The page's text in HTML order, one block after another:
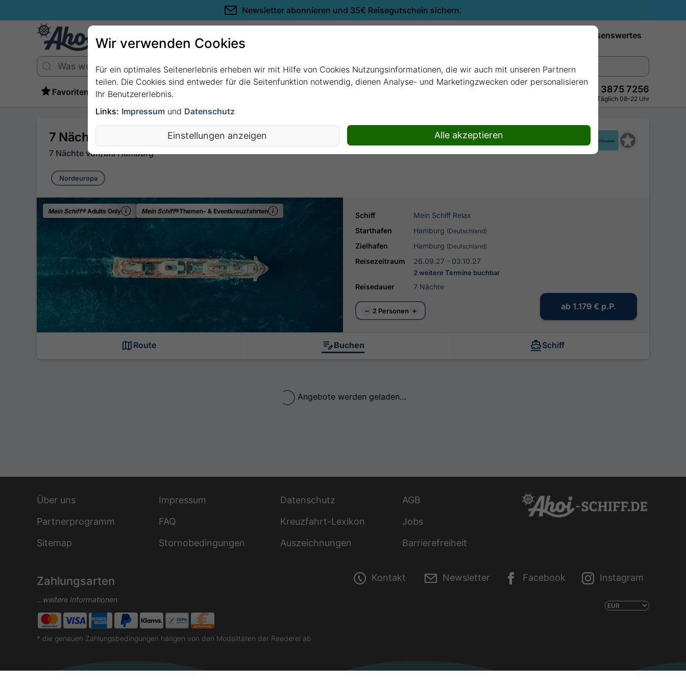
Newsletter abonnieren und 35€ Reisegutschein sichern.
Wissenswertes
Favoriten +49 228 3875 7256
Persönlich · Kostenlos · Täglich 08–22 Uhr
7 Nächte - Vielfalt Norwegens - ab/bis Hamburg mit Mein Schiff Relax
7 Nächte von/bis Hamburg
Nordeuropa
Mein Schiff®Adults Only Mein Schiff®Themen- & Eventkreuzfahrten Schiff
Mein Schiff Relax
Starthafen
Hamburg (Deutschland)
Zielhafen Hamburg (Deutschland)
Reisezeitraum 26.09.27 - 03.10.27
2 weitere Termine buchbar
Reisedauer 7 Nächte
− 2 Personen + ab 1.179 € p.P.
Route Buchen Schiff
Angebote werden geladen…
Über uns Impressum Datenschutz
AGB
Partnerprogramm
FAQ Kreuzfahrt-Lexikon
Jobs
Sitemap
Stornobedingungen Auszeichnungen Barrierefreiheit
Zahlungsarten
...weitere Informationen
* die genauen Zahlungsbedingungen hängen von den Modalitäten der Reederei ab
Kontakt Newsletter Facebook Instagram
Wir verwenden Cookies
Für ein optimales Seitenerlebnis erheben wir mit Hilfe von Cookies Nutzungsinformationen, die wir auch mit unseren Partnern
teilen. Die Cookies sind entweder für die Seitenfunktion notwendig, dienen Analyse- und Marketingzwecken oder personalisieren
Ihr Benutzererlebnis.
Links: Impressum und Datenschutz
Einstellungen anzeigen Alle akzeptieren